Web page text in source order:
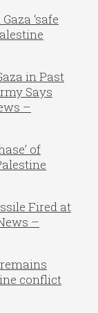
‘safe
in Past
Says
–
of
Fired at
–
conflict